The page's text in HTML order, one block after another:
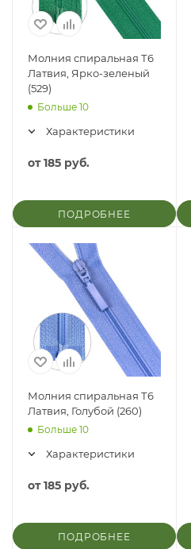
Молния спиральная Т6
Латвия, Ярко-зеленый
(529)
Больше 10
Характеристики
от185 руб.
ПОДРОБНЕЕ
Молния спиральная Т6
Латвия, Голубой (260)
Больше 10
Характеристики
от185 руб.
ПОДРОБНЕЕ